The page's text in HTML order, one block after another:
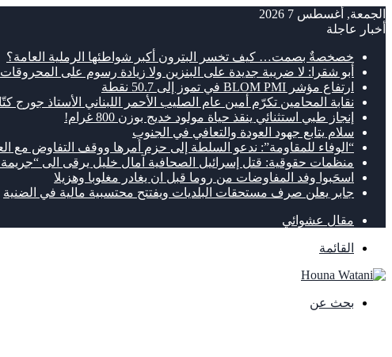
الجمعة, أغسطس 7 2026
أخبار عاجلة
خصخصةٌ بصمت… كيف تخسر البترون أكبر شواطئها الرملية العامة؟
أبو شقرا: لا ضريبة جديدة على البنزين ولا زيادة رسوم على المحروقات
ارتفاع مؤشر BLOM PMI في تموز إلى 50.7 نقطة
نقابة المحامين تكرّم أمين عام الصليب الأحمر اللبناني الأستاذ جورج
إنجاز طبي استثنائي ينقذ حياة مولود خديج بوزن 800 غرام!
سلام يتابع جهود العودة والتعافي في الجنوب
“الوفاء للمقاومة”: ندعو السلطة إلى حزم أمرها ووقف التفاوض مع
منظمات حقوقية: قتل إسرائيل الصحافية آمال خليل يرقى الى
اسحَبوا وفد المفاوضات من روما قبل ان يغادر مغلوبا وهزيلا
جابر يعلن صرف مستحقات البلديات ويفتتح محتسبية مالية في الضنية
مقال عشوائي
القائمة
بحث عن